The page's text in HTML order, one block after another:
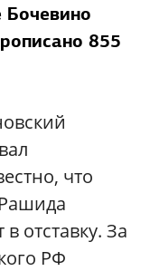
Бочевино
855
что
отставку. За
РФ